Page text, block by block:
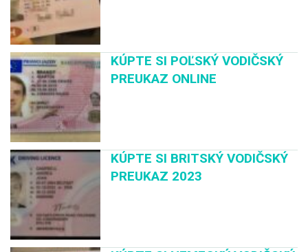
KÚPTE SI POĽSKÝ VODIČSKÝ
PREUKAZ ONLINE
KÚPTE SI BRITSKÝ VODIČSKÝ
PREUKAZ 2023